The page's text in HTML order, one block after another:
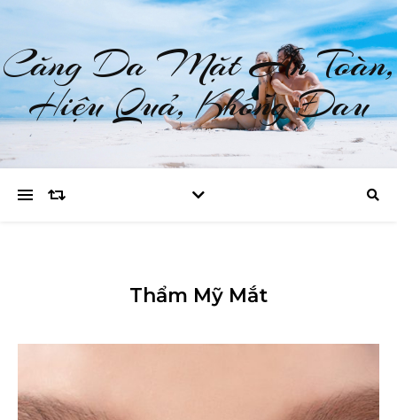
Căng Da Mặt An Toàn,
Hiệu Quả, Không Đau
Thẩm Mỹ Mắt